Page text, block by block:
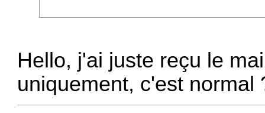
Hello, j'ai juste reçu le
uniquement, c'est normal